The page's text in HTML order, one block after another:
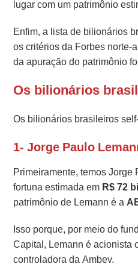
lugar com um patrimônio
Enfim, a lista de bilionários
os critérios da Forbes norte-
da apuração do patrimônio
Os bilionários
Os bilionários brasileiros
1- Jorge Paulo
Primeiramente, temos Jorge
fortuna estimada em R$ 72
patrimônio de Lemann é a
Isso porque, por meio do
Capital, Lemann é acionista
controladora da Ambev.